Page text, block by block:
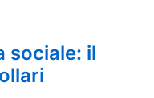
sociale: il